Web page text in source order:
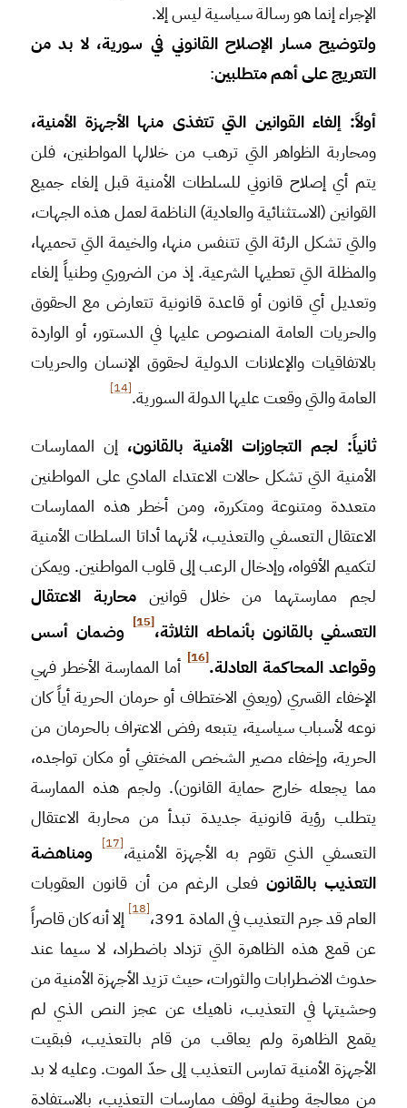
الإجراء إنما هو رسالة سياسية ليس إلا.
ولتوضيح مسار الإصلاح القانوني في سورية، لا بد من
التعريج على أهم متطلبين:
أولاً: إلغاء القوانين التي تتغذى منها الأجهزة الأمنية،
ومحاربة الظواهر التي ترهب من خلالها المواطنين، فلن
يتم أي إصلاح قانوني للسلطات الأمنية قبل إلغاء جميع
القوانين (الاستثنائية والعادية) الناظمة لعمل هذه الجهات،
والتي تشكل الرئة التي تتنفس منها، والخيمة التي تحميها،
والمظلة التي تعطيها الشرعية. إذ من الضروري وطنياً إلغاء
وتعديل أي قانون أو قاعدة قانونية تتعارض مع الحقوق
والحريات العامة المنصوص عليها في الدستور، أو الواردة
بالاتفاقيات والإعلانات الدولية لحقوق الإنسان والحريات
العامة والتي وقعت عليها الدولة السورية.[14]
ثانياً: لجم التجاوزات الأمنية بالقانون، إن الممارسات
الأمنية التي تشكل حالات الاعتداء المادي على المواطنين
متعددة ومتنوعة ومتكررة، ومن أخطر هذه الممارسات
الاعتقال التعسفي والتعذيب، لأنهما أداتا السلطات الأمنية
لتكميم الأفواه، وإدخال الرعب إلى قلوب المواطنين. ويمكن
لجم ممارستهما من خلال قوانين محاربة الاعتقال
التعسفي بالقانون بأنماطه الثلاثة،[15]
وضمان أسس
وقواعد المحاكمة العادلة.[16]
أما الممارسة الأخطر فهي
الإخفاء القسري (ويعني الاختطاف أو حرمان الحرية أياً كان
نوعه لأسباب سياسية، يتبعه رفض الاعتراف بالحرمان من
الحرية، وإخفاء مصير الشخص المختفي أو مكان تواجده،
مما يجعله خارج حماية القانون). ولجم هذه الممارسة
يتطلب رؤية قانونية جديدة تبدأ من محاربة الاعتقال
التعسفي الذي تقوم به الأجهزة الأمنية،[17]
ومناهضة
التعذيب بالقانون فعلى الرغم من أن قانون العقوبات
العام قد جرم التعذيب في المادة 391،
[18]
إلا أنه كان قاصراً
عن قمع هذه الظاهرة التي تزداد باضطراد، لا سيما عند
حدوث الاضطرابات والثورات، حيث تزيد الأجهزة الأمنية من
وحشيتها في التعذيب، ناهيك عن عجز النص الذي لم
يقمع الظاهرة ولم يعاقب من قام بالتعذيب، فبقيت
الأجهزة الأمنية تمارس التعذيب إلى حدّ الموت. وعليه لا بد
من معالجة وطنية لوقف ممارسات التعذيب، بالاستفادة